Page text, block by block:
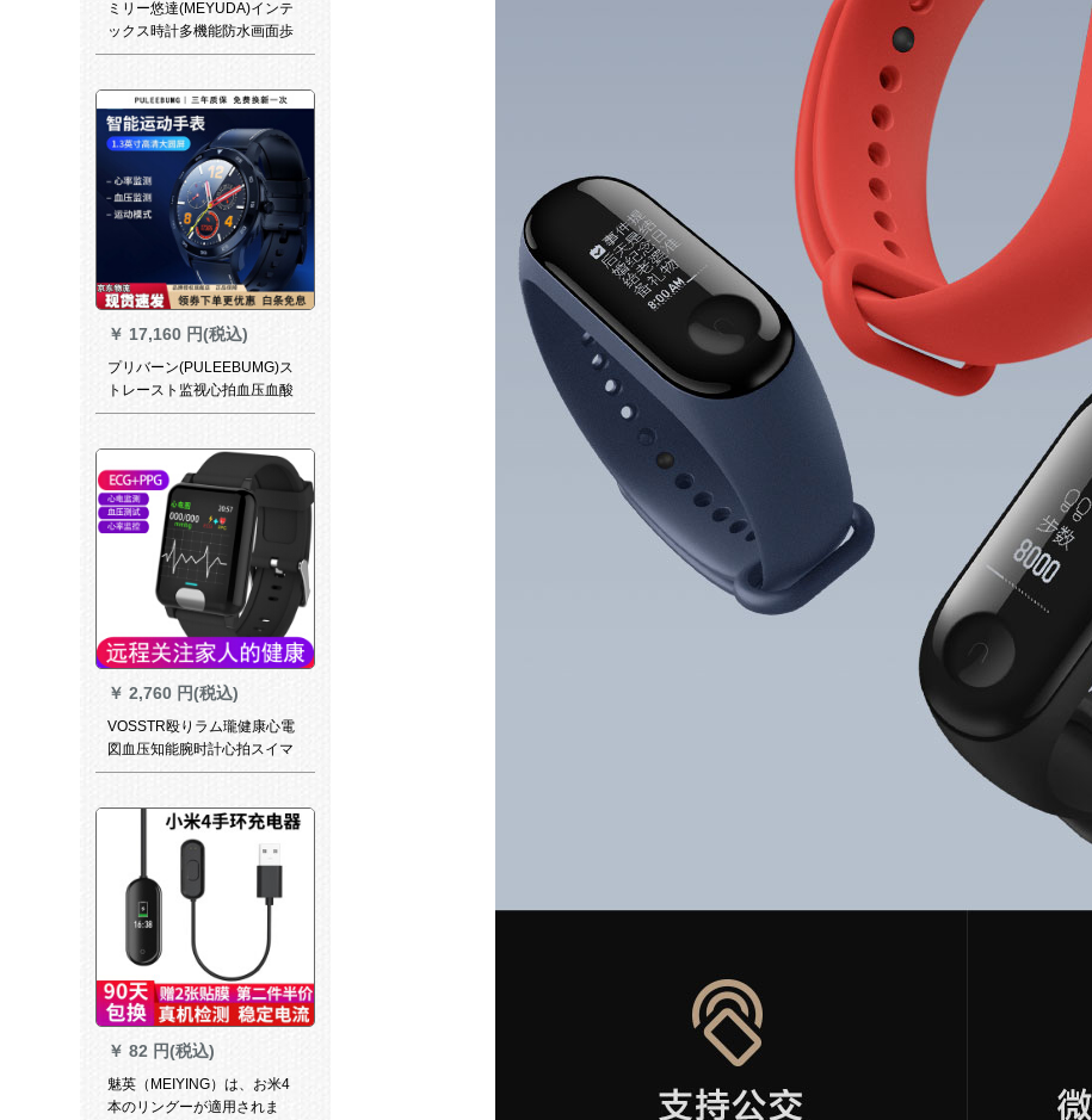
ミリー悠達(MEYUDA)インテ
ックス時計多機能防水画面歩
歩腕時計学生表【信拒＋
压科学技術】ブラケット科学
技術
￥ 17,160 円(税込)
プリバーン(PULEEBUMG)ス
トレースト监视心拍血压血酸
素心电図ブロックブロック通
康老人アープファーファーフ
ァーファーファーファーファ
ーファー腕时计ブラジックブ
ラック
￥ 2,760 円(税込)
VOSSTR殴りラム瓏健康心電
図血压知能腕时計心拍スイマ
ーストール高齢者腕時計の情
【健康注意大画面ECG+PPG
￥ 82 円(税込)
魅英（MEIYING）は、お米4
本のリングーが適用されま